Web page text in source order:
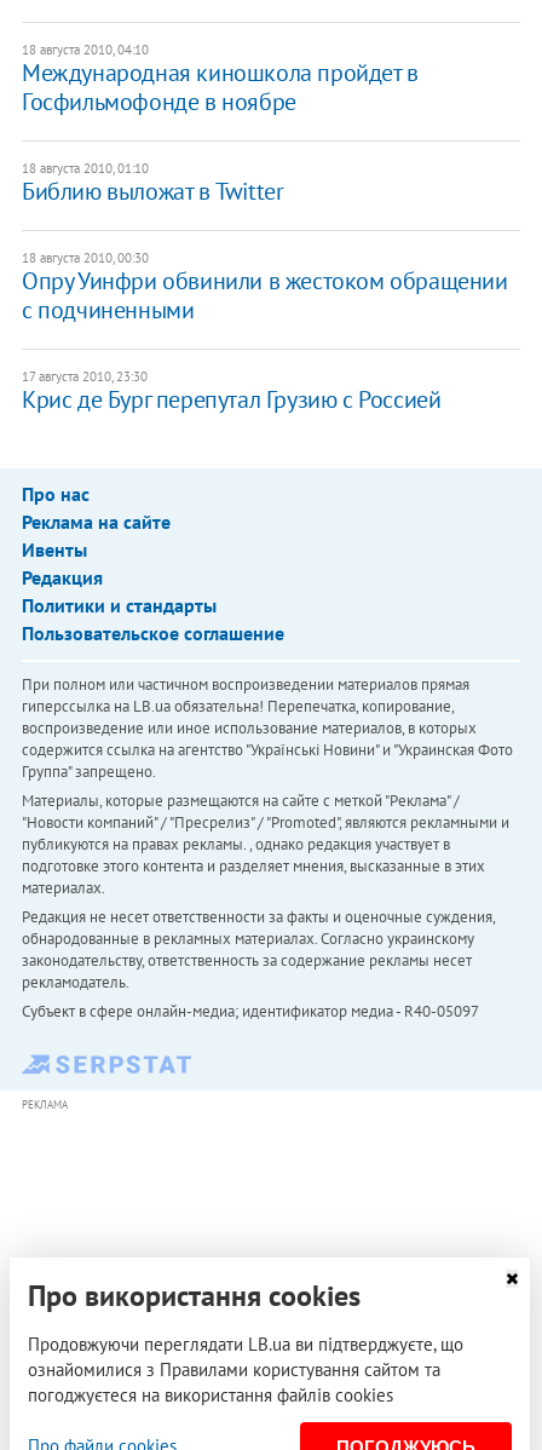
18 августа 2010, 04:10
Международная киношкола пройдет в
Госфильмофонде в ноябре
18 августа 2010, 01:10
Библию выложат в Twitter
18 августа 2010, 00:30
Опру Уинфри обвинили в жестоком обращении
с подчиненными
17 августа 2010, 23:30
Крис де Бург перепутал Грузию с Россией
Про нас
Реклама на сайте
Ивенты
Редакция
Политики и стандарты
Пользовательское соглашение
При полном или частичном воспроизведении материалов прямая
гиперссылка на LB.ua обязательна! Перепечатка, копирование,
воспроизведение или иное использование материалов, в которых
содержится ссылка на агентство "Українськi Новини" и "Украинская Фото
Группа" запрещено.
Материалы, которые размещаются на сайте с меткой "Реклама" /
"Новости компаний" / "Пресрелиз" / "Promoted", являются рекламными и
публикуются на правах рекламы. , однако редакция участвует в
подготовке этого контента и разделяет мнения, высказанные в этих
материалах.
Редакция не несет ответственности за факты и оценочные суждения,
обнародованные в рекламных материалах. Согласно украинскому
законодательству, ответственность за содержание рекламы несет
рекламодатель.
Субъект в сфере онлайн-медиа; идентификатор медиа - R40-05097
РЕКЛАМА
Про використання cookies
Продовжуючи переглядати LB.ua ви підтверджуєте, що
ознайомилися з Правилами користування сайтом та
погоджуєтеся на використання файлів cookies